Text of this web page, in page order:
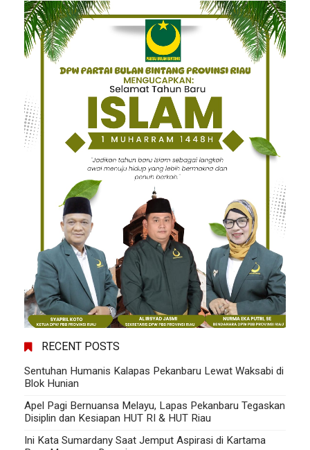
RECENT POSTS
Sentuhan Humanis Kalapas Pekanbaru Lewat Waksabi di
Blok Hunian
Apel Pagi Bernuansa Melayu, Lapas Pekanbaru Tegaskan
Disiplin dan Kesiapan HUT RI & HUT Riau
Ini Kata Sumardany Saat Jemput Aspirasi di Kartama